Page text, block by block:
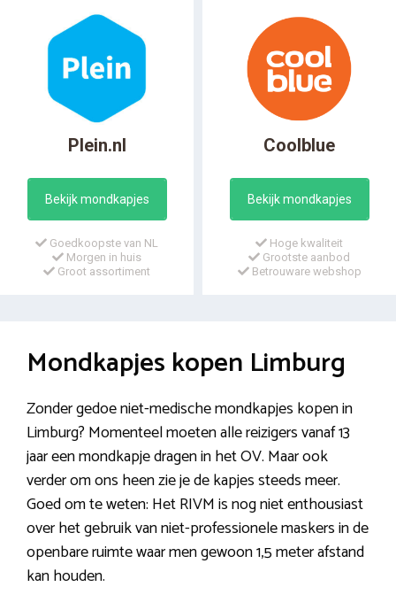
Plein.nl
Bekijk mondkapjes
Goedkoopste van NL
Morgen in huis
Groot assortiment
Coolblue
Bekijk mondkapjes
Hoge kwaliteit
Grootste aanbod
Betrouware webshop
Mondkapjes kopen Limburg
Zonder gedoe niet-medische mondkapjes kopen in
Limburg? Momenteel moeten alle reizigers vanaf 13
jaar een mondkapje dragen in het OV. Maar ook
verder om ons heen zie je de kapjes steeds meer.
Goed om te weten: Het RIVM is nog niet enthousiast
over het gebruik van niet-professionele maskers in de
openbare ruimte waar men gewoon 1,5 meter afstand
kan houden.